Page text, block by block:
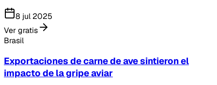
8 jul 2025
Ver gratis
Brasil
Exportaciones de carne de ave sintieron el
impacto de la gripe aviar